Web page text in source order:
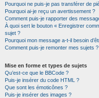
Pourquoi ne puis-je pas transférer de
Pourquoi ai-je reçu un avertissement ?
Comment puis-je rapporter des
À quoi sert le bouton « Enregistrer
sujet ?
Pourquoi mon message a-t-il besoin
Comment puis-je remonter mes sujets ?
Mise en forme et types de sujets
Qu’est-ce que le BBCode ?
Puis-je insérer du code HTML ?
Que sont les émoticônes ?
Puis-je insérer des images ?